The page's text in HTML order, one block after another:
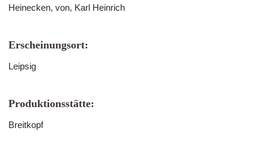
Heinecken, von, Karl Heinrich
Erscheinungsort:
Leipsig
Produktionsstätte:
Breitkopf